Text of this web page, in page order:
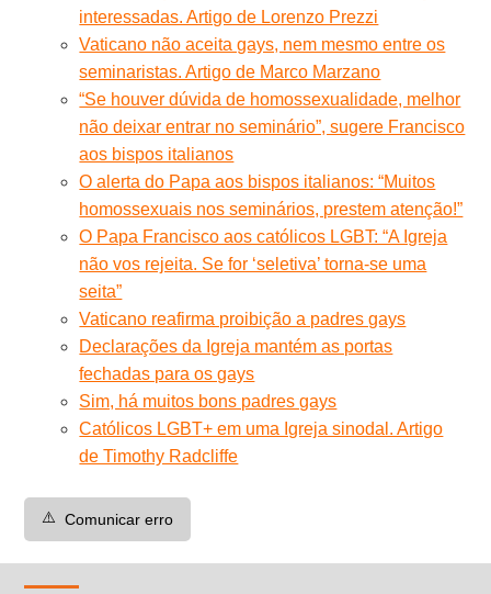
interessadas. Artigo de Lorenzo Prezzi
Vaticano não aceita gays, nem mesmo entre os
seminaristas. Artigo de Marco Marzano
“Se houver dúvida de homossexualidade, melhor
não deixar entrar no seminário”, sugere Francisco
aos bispos italianos
O alerta do Papa aos bispos italianos: “Muitos
homossexuais nos seminários, prestem atenção!”
O Papa Francisco aos católicos LGBT: “A Igreja
não vos rejeita. Se for ‘seletiva’ torna-se uma
seita”
Vaticano reafirma proibição a padres gays
Declarações da Igreja mantém as portas
fechadas para os gays
Sim, há muitos bons padres gays
Católicos LGBT+ em uma Igreja sinodal. Artigo
de Timothy Radcliffe
⚠️ Comunicar erro